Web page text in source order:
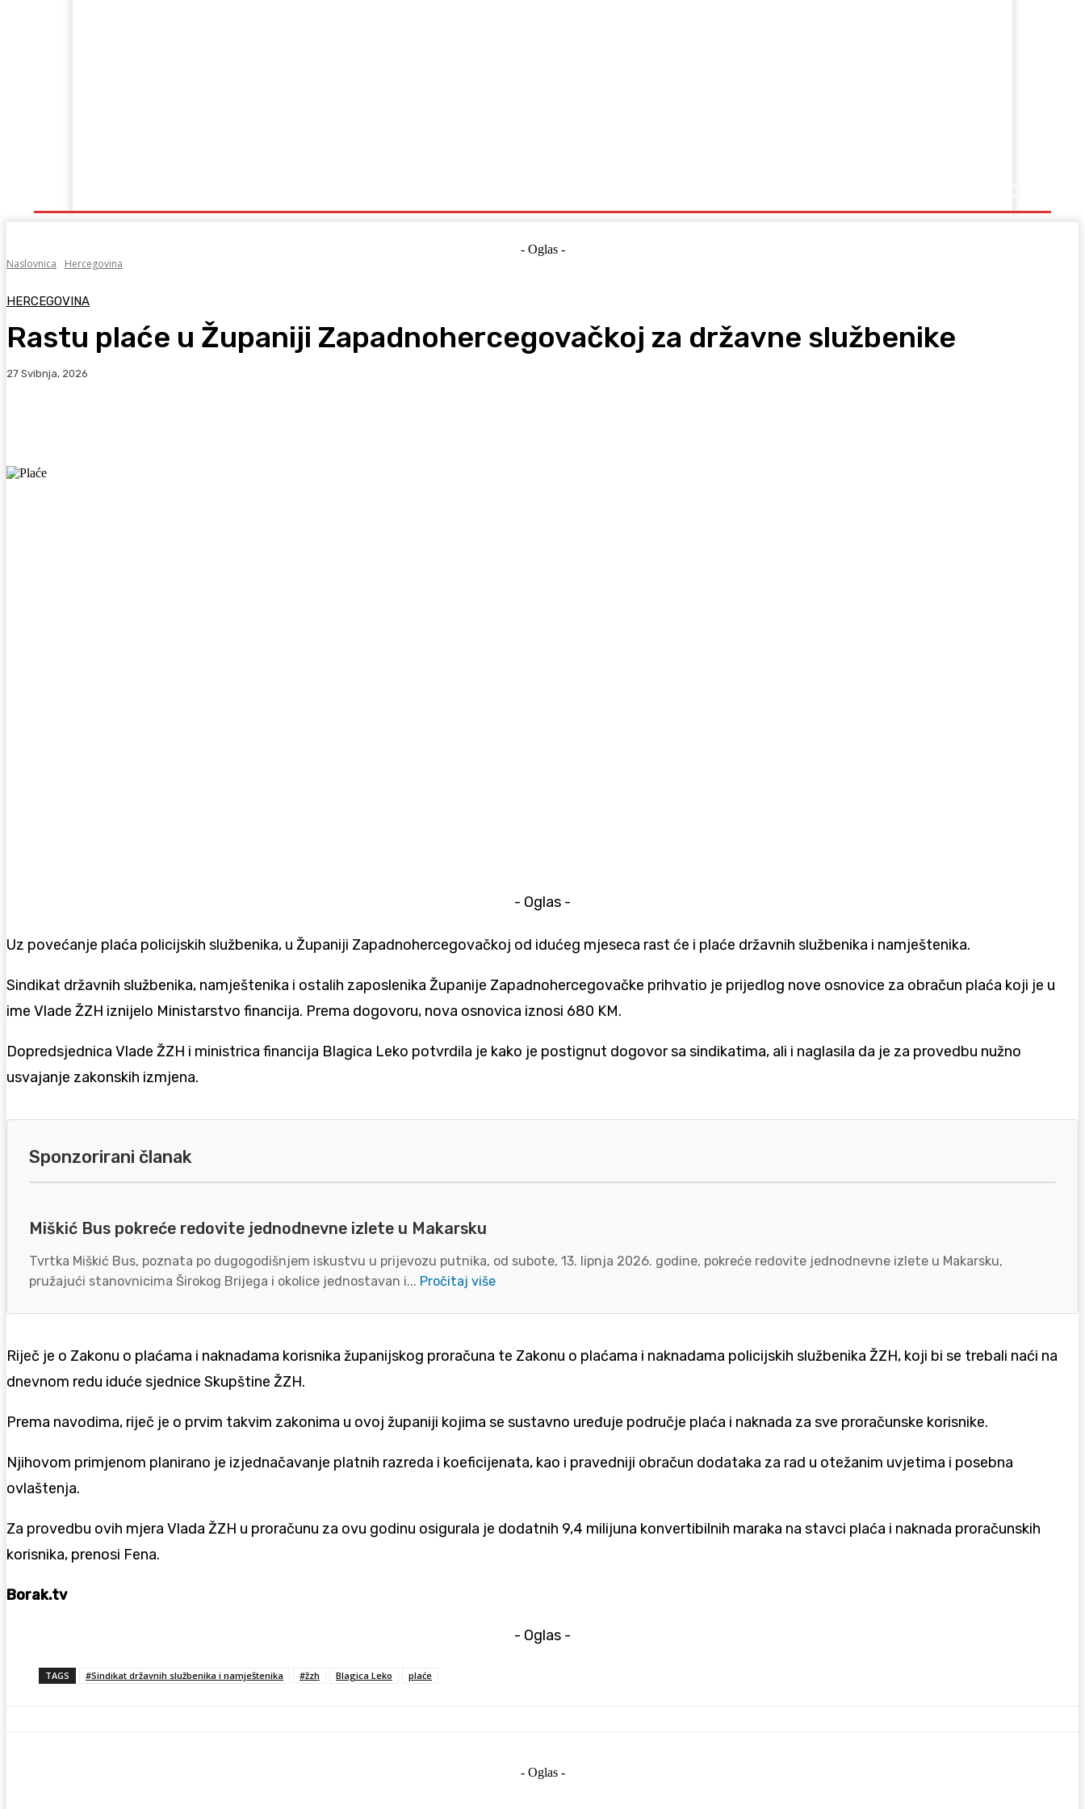
- Oglas -
Naslovnica
Hercegovina
HERCEGOVINA
Rastu plaće u Županiji Zapadnohercegovačkoj za državne službenike
27 Svibnja, 2026
- Oglas -
Uz povećanje plaća policijskih službenika, u Županiji Zapadnohercegovačkoj od idućeg mjeseca rast će i plaće državnih službenika i namještenika.
Sindikat državnih službenika, namještenika i ostalih zaposlenika Županije Zapadnohercegovačke prihvatio je prijedlog nove osnovice za obračun plaća koji je u
ime Vlade ŽZH iznijelo Ministarstvo financija. Prema dogovoru, nova osnovica iznosi 680 KM.
Dopredsjednica Vlade ŽZH i ministrica financija Blagica Leko potvrdila je kako je postignut dogovor sa sindikatima, ali i naglasila da je za provedbu nužno
usvajanje zakonskih izmjena.
Sponzorirani članak
Miškić Bus pokreće redovite jednodnevne izlete u Makarsku
Tvrtka Miškić Bus, poznata po dugogodišnjem iskustvu u prijevozu putnika, od subote, 13. lipnja 2026. godine, pokreće redovite jednodnevne izlete u Makarsku,
pružajući stanovnicima Širokog Brijega i okolice jednostavan i... Pročitaj više
Riječ je o Zakonu o plaćama i naknadama korisnika županijskog proračuna te Zakonu o plaćama i naknadama policijskih službenika ŽZH, koji bi se trebali naći na
dnevnom redu iduće sjednice Skupštine ŽZH.
Prema navodima, riječ je o prvim takvim zakonima u ovoj županiji kojima se sustavno uređuje područje plaća i naknada za sve proračunske korisnike.
Njihovom primjenom planirano je izjednačavanje platnih razreda i koeficijenata, kao i pravedniji obračun dodataka za rad u otežanim uvjetima i posebna
ovlaštenja.
Za provedbu ovih mjera Vlada ŽZH u proračunu za ovu godinu osigurala je dodatnih 9,4 milijuna konvertibilnih maraka na stavci plaća i naknada proračunskih
korisnika, prenosi Fena.
Borak.tv
- Oglas -
TAGS #Sindikat državnih službenika i namještenika #žzh Blagica Leko plaće
- Oglas -